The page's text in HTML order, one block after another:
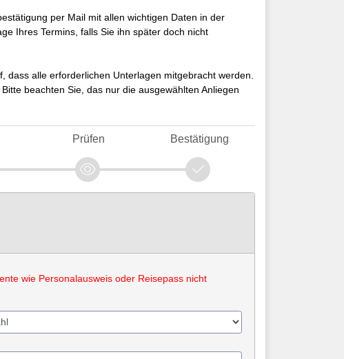
per Mail mit allen wichtigen Daten in der
Ihres Termins, falls Sie ihn später doch nicht
dass alle erforderlichen Unterlagen mitgebracht werden.
beachten Sie, das nur die ausgewählten Anliegen
Prüfen Bestätigung
wie Personalausweis oder Reisepass nicht